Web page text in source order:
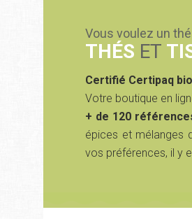
Vous voulez un
THÉS ET
Certifié Certipaq bio
Votre boutique en
+ de 120
épices et mélanges
vos préférences, il y